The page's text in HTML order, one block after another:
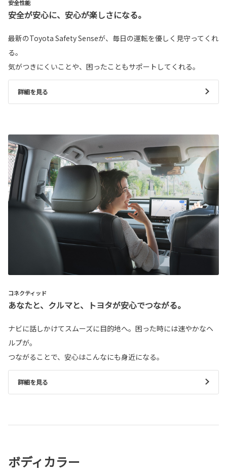
安全性能
安全が安心に、安心が楽しさになる。
最新のToyota Safety Senseが、毎日の運転を優しく見守ってくれ
る。
気がつきにくいことや、困ったこともサポートしてくれる。
詳細を見る
コネクティッド
あなたと、クルマと、トヨタが安心でつながる。
ナビに話しかけてスムーズに目的地へ。困った時には速やかなヘ
ルプが。
つながることで、安心はこんなにも身近になる。
詳細を見る
ボディカラー